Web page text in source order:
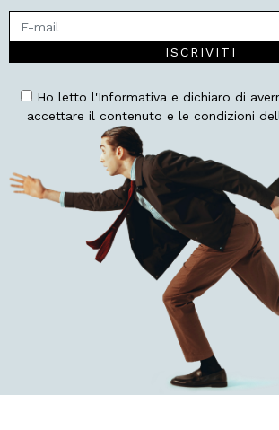
ISCRIVITI
Ho letto l'Informativa e dichiaro di
accettare il contenuto e le condizioni